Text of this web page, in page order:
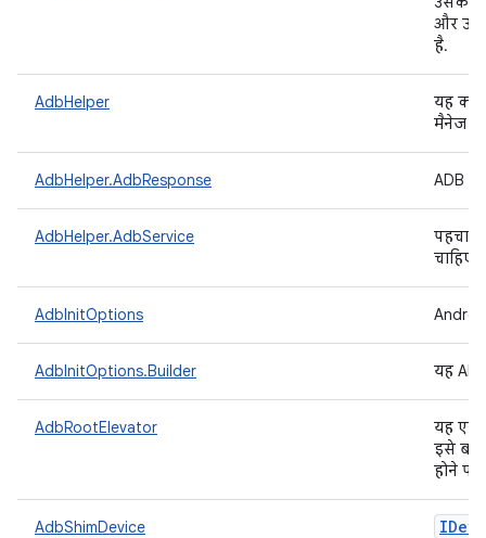
और
है.
AdbHelper
यह
मैनेज
AdbHelper.AdbResponse ADB से
AdbHelper.AdbService
पहचानें
चाहिए.
AdbInitOptions
AdbInitOptions.Builder यह
AdbRootElevator
यह एक
इसे
होने
AdbShimDevice